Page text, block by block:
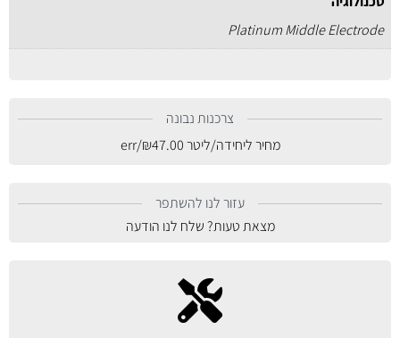
Platinum Middle Electrode
צרכנות נבונה
מחיר ליחידה/ליטר
₪47.00
/err
עזור לנו להשתפר
מצאת טעות? שלח לנו הודעה